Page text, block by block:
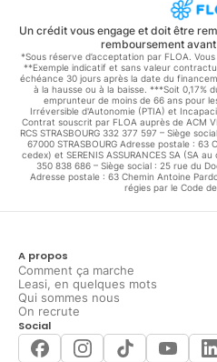
Un crédit vous engage et doit être
remboursement
*Sous réserve d’acceptation par FLOA.
**Exemple indicatif et sans valeur
échéance 30 jours après la date du
à la hausse ou à la baisse. ***Soit 0,17%
emprunteur de moins de 66 ans pour
Irréversible d'Autonomie (PTIA) et
Contrat souscrit par FLOA auprès de ACM
RCS STRASBOURG 332 377 597 – Siège
67000 STRASBOURG Adresse postale : 63
cedex) et SERENIS ASSURANCES SA (SA
350 838 686 – Siège social : 25 rue du
Adresse postale : 63 Chemin Antoine
régies par le Code
A propos
Comment ça marche
Leasi, en quelques mots
Qui sommes nous
On recrute
Social